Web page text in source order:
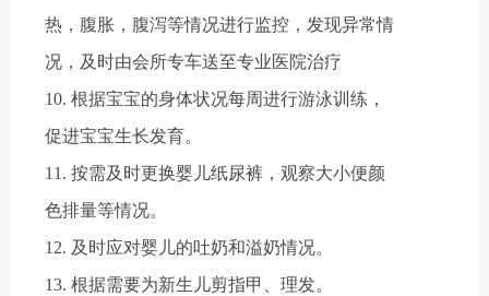
热，腹胀，腹泻等情况进行监控，发现异常情
况，及时由会所专车送至专业医院治疗
10. 根据宝宝的身体状况每周进行游泳训练，
促进宝宝生长发育。
11. 按需及时更换婴儿纸尿裤，观察大小便颜
色排量等情况。
12. 及时应对婴儿的吐奶和溢奶情况。
13. 根据需要为新生儿剪指甲、理发。